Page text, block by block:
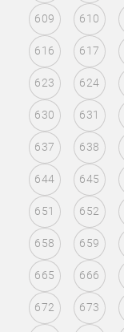
609 610
616 617
623 624
630 631
637 638
644 645
651 652
658 659
665 666
672 673